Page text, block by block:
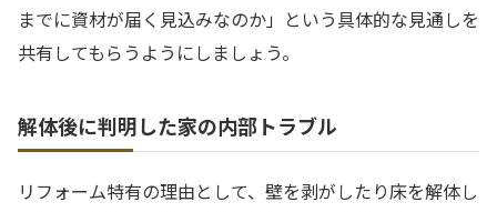
までに資材が届く見込みなのか」という具体的な見通しを
共有してもらうようにしましょう。
解体後に判明した家の内部トラブル
リフォーム特有の理由として、壁を剥がしたり床を解体し